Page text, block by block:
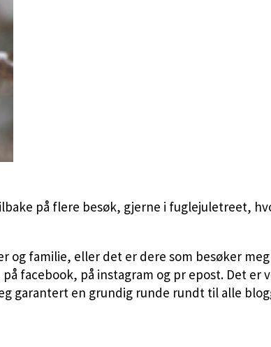
på flere besøk, gjerne i fuglejuletreet,
familie, eller det er dere som besøker
facebook, på instagram og pr epost. Det er
garantert en grundig runde rundt til alle